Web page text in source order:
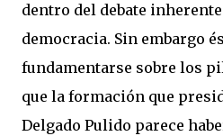
dentro del debate
democracia. Sin embargo
fundamentarse sobre los
que la formación que
Delgado Pulido parece